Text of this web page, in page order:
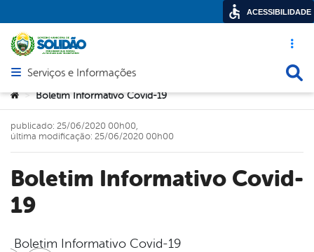
Acesso
Abrir menu principal de navegação
Serviços e Informações
Você está aqui:
> Boletim Informativo Covid-19
Boletim Informativo Covid-
19
publicado: 25/06/2020 00h00,
última modificação: 25/06/2020 00h00
Boletim Informativo Covid-19
ACESSIBILIDADE